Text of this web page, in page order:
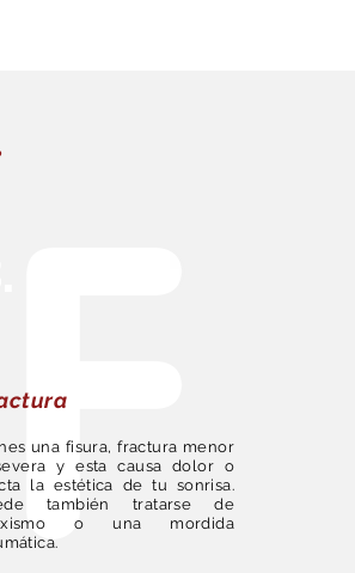
una fisura, fractura menor
y esta causa dolor o
la estética de tu sonrisa.
también tratarse de
o una mordida